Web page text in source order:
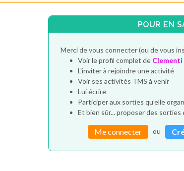
POUR EN
Merci de vous connecter (ou de vous
Voir le profil complet de Clementi
L'inviter à rejoindre une activité
Voir ses activités TMS à venir
Lui écrire
Participer aux sorties qu'elle
Et bien sûr... proposer des
Me connecter ou